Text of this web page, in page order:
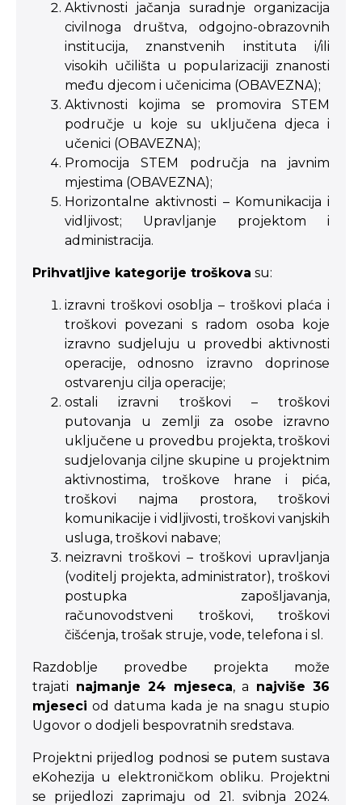
Aktivnosti jačanja suradnje organizacija
civilnoga društva, odgojno-obrazovnih
institucija, znanstvenih instituta i/ili
visokih učilišta u popularizaciji znanosti
među djecom i učenicima (OBAVEZNA);
Aktivnosti kojima se promovira STEM
područje u koje su uključena djeca i
učenici (OBAVEZNA);
Promocija STEM područja na javnim
mjestima (OBAVEZNA);
Horizontalne aktivnosti – Komunikacija i
vidljivost; Upravljanje projektom i
administracija.
Prihvatljive kategorije troškova su:
izravni troškovi osoblja – troškovi plaća i
troškovi povezani s radom osoba koje
izravno sudjeluju u provedbi aktivnosti
operacije, odnosno izravno doprinose
ostvarenju cilja operacije;
ostali izravni troškovi – troškovi
putovanja u zemlji za osobe izravno
uključene u provedbu projekta, troškovi
sudjelovanja ciljne skupine u projektnim
aktivnostima, troškove hrane i pića,
troškovi najma prostora, troškovi
komunikacije i vidljivosti, troškovi vanjskih
usluga, troškovi nabave;
neizravni troškovi – troškovi upravljanja
(voditelj projekta, administrator), troškovi
postupka zapošljavanja,
računovodstveni troškovi, troškovi
čišćenja, trošak struje, vode, telefona i sl.
Razdoblje provedbe projekta može
trajati najmanje 24 mjeseca, a najviše 36
mjeseci od datuma kada je na snagu stupio
Ugovor o dodjeli bespovratnih sredstava.
Projektni prijedlog podnosi se putem sustava
eKohezija u elektroničkom obliku. Projektni
se prijedlozi zaprimaju od 21. svibnja 2024.